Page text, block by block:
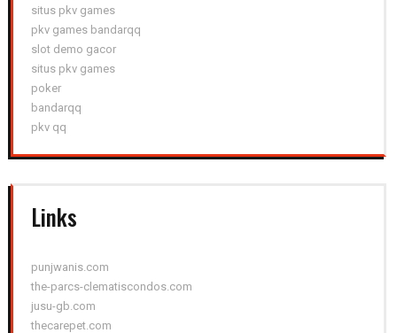
situs pkv games
pkv games bandarqq
slot demo gacor
situs pkv games
poker
bandarqq
pkv qq
Links
punjwanis.com
the-parcs-clematiscondos.com
jusu-gb.com
thecarepet.com